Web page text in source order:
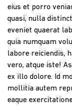
eius et porro
quasi, nulla
eveniet quaerat
quia numquam
labore reiciendis,
vero, atque iste!
ex illo dolore. Id
mollitia autem
eaque